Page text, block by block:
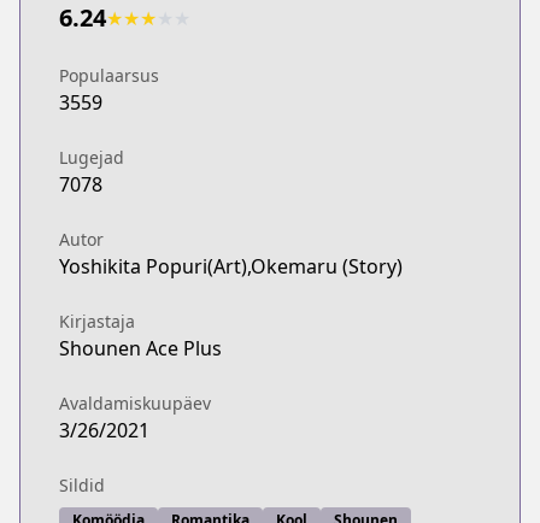
6.24★★★
Populaarsus
3559
Lugejad
7078
Autor
Yoshikita Popuri(Art),Okemaru (Story)
Kirjastaja
Shounen Ace Plus
Avaldamiskuupäev
3/26/2021
Sildid